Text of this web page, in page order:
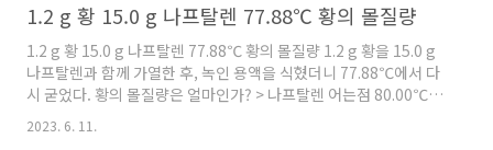
액의 몰농도(mol/L) ( 참고 https://ywpop.tistory.com/1921
) 기체상수의 압력 단위가 atm이므로, 1.54 mmHg는 atm 단위
로 환산할 것. (1.54 mmHg) (1..
1.2 g 황 15.0 g 나프탈렌 77.88℃ 황의 몰질량
1.2 g 황 15.0 g 나프탈렌 77.88℃ 황의 몰질량 1.2 g 황을 15.0 g
나프탈렌과 함께 가열한 후, 녹인 용액을 식혔더니 77.88℃에서 다
시 굳었다. 황의 몰질량은 얼마인가? > 나프탈렌 어는점 80.00℃ >
어는점 내림상수, Kf 6.80 ℃/m --------------------------------
------------------- ΔTf = Kf × m ( 참고
2023. 6. 11.